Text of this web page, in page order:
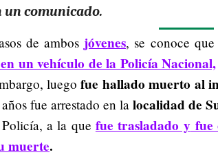
un comunicado.
de ambos jóvenes, se conoce que
un vehículo de la Policía Nacional,
luegofue hallado muerto al
fue arrestado en la localidad de
a la que fue trasladado yfue
muerte.